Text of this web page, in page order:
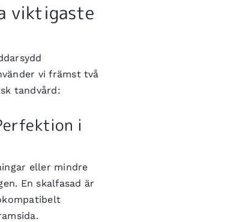
viktigaste
vi främst två
tandvård:
i
eller mindre
En skalfasad är